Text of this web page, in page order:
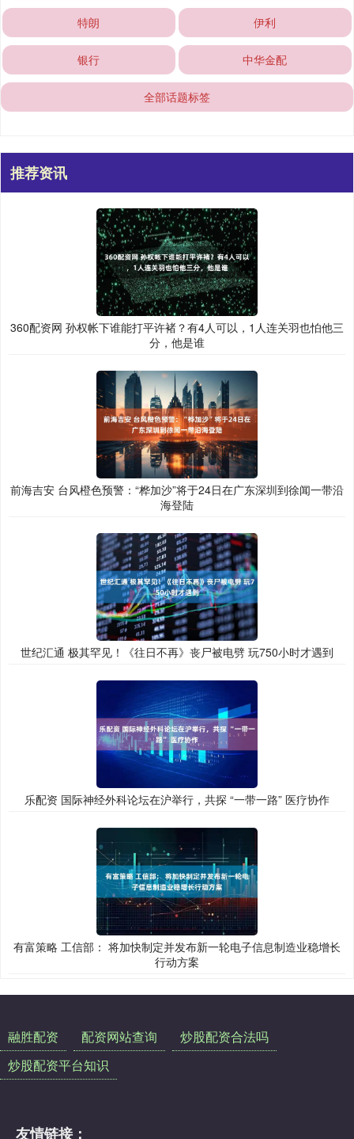
特朗 伊利
银行 中华金配
全部话题标签
推荐资讯
360配资网 孙权帐下谁能打平许褚？有4人可以，1人连关羽也怕他三
分，他是谁
前海吉安 台风橙色预警：“桦加沙”将于24日在广东深圳到徐闻一带沿
海登陆
世纪汇通 极其罕见！《往日不再》丧尸被电劈 玩750小时才遇到
乐配资 国际神经外科论坛在沪举行，共探 “一带一路” 医疗协作
有富策略 工信部： 将加快制定并发布新一轮电子信息制造业稳增长
行动方案
融胜配资 配资网站查询
炒股配资合法吗
炒股配资平台知识
友情链接：